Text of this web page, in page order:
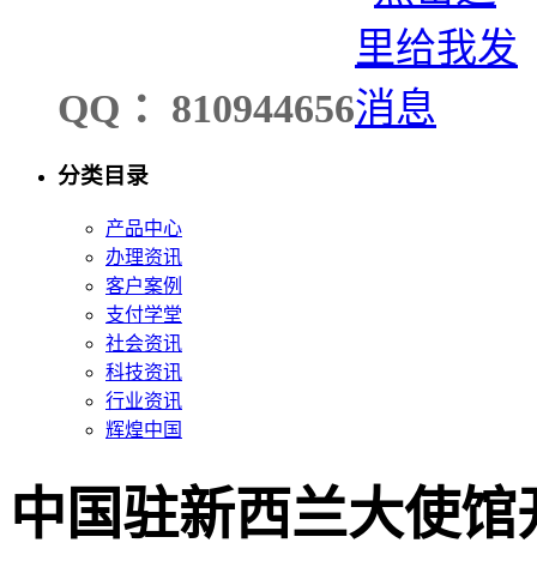
QQ ：810944656
分类目录
产品中心
办理资讯
客户案例
支付学堂
社会资讯
科技资讯
行业资讯
辉煌中国
中国驻新西兰大使